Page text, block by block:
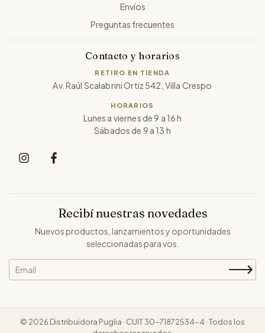
Envíos
Preguntas frecuentes
Contacto y horarios
RETIRO EN TIENDA
Av. Raúl Scalabrini Ortiz 542, Villa Crespo
HORARIOS
Lunes a viernes de 9 a 16 h
Sábados de 9 a 13 h
Recibí nuestras novedades
Nuevos productos, lanzamientos y oportunidades
seleccionadas para vos.
© 2026 Distribuidora Puglia · CUIT 30-71872534-4 · Todos los